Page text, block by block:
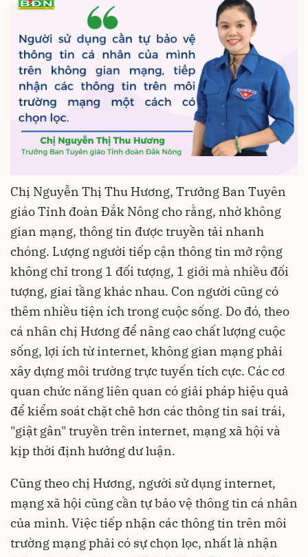
Chị Nguyễn Thị Thu Hương, Trưởng Ban Tuyên
giáo Tỉnh đoàn Đắk Nông cho rằng, nhờ không
gian mạng, thông tin được truyền tải nhanh
chóng. Lượng người tiếp cận thông tin mở rộng
không chỉ trong 1 đối tượng, 1 giới mà nhiều đối
tượng, giai tầng khác nhau. Con người cũng có
thêm nhiều tiện ích trong cuộc sống. Do đó, theo
cá nhân chị Hương để nâng cao chất lượng cuộc
sống, lợi ích từ internet, không gian mạng phải
xây dựng môi trường trực tuyến tích cực. Các cơ
quan chức năng liên quan có giải pháp hiệu quả
để kiểm soát chặt chẽ hơn các thông tin sai trái,
"giật gân" truyền trên internet, mạng xã hội và
kịp thời định hướng dư luận.
Cũng theo chị Hương, người sử dụng internet,
mạng xã hội cũng cần tự bảo vệ thông tin cá nhân
của mình. Việc tiếp nhận các thông tin trên môi
trường mạng phải có sự chọn lọc, nhất là nhận